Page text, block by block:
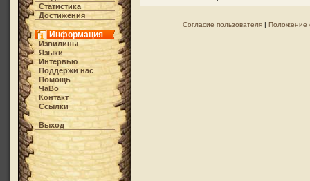
Статистика
Достижения
Информация
Извилины
Языки
Интервью
Поддержи нас
Помощь
ЧаВо
Контакт
Ссылки
Выход
Согласие пользователя| Положение